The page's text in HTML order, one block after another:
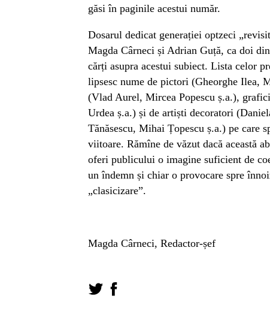
găsi în paginile acestui număr.
Dosarul dedicat generației optzeci
Magda Cârneci și Adrian Guță, ca doi
cărți asupra acestui subiect. Lista celor
lipsesc nume de pictori (Gheorghe Ilea,
(Vlad Aurel, Mircea Popescu ș.a.),
Urdea ș.a.) și de artiști decoratori
Tănăsescu, Mihai Țopescu ș.a.) pe care
viitoare. Rămîne de văzut dacă această
oferi publicului o imagine suficient de
un îndemn și chiar o provocare spre
„clasicizare”.
Magda Cârneci, Redactor-șef